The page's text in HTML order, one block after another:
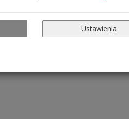
Ustawienia
2017/2018